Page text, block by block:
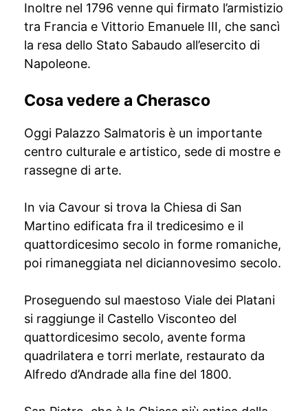
Inoltre nel 1796 venne qui firmato l’armistizio
tra Francia e Vittorio Emanuele III, che sancì
la resa dello Stato Sabaudo all’esercito di
Napoleone.
Cosa vedere a Cherasco
Oggi Palazzo Salmatoris è un importante
centro culturale e artistico, sede di mostre e
rassegne di arte.
In via Cavour si trova la Chiesa di San
Martino edificata fra il tredicesimo e il
quattordicesimo secolo in forme romaniche,
poi rimaneggiata nel diciannovesimo secolo.
Proseguendo sul maestoso Viale dei Platani
si raggiunge il Castello Visconteo del
quattordicesimo secolo, avente forma
quadrilatera e torri merlate, restaurato da
Alfredo d’Andrade alla fine del 1800.